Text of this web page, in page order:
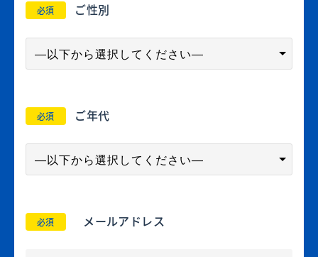
必須 ご性別
必須 ご年代
必須 メールアドレス